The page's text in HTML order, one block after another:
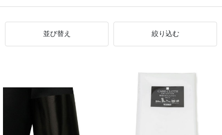
並び替え 絞り込む